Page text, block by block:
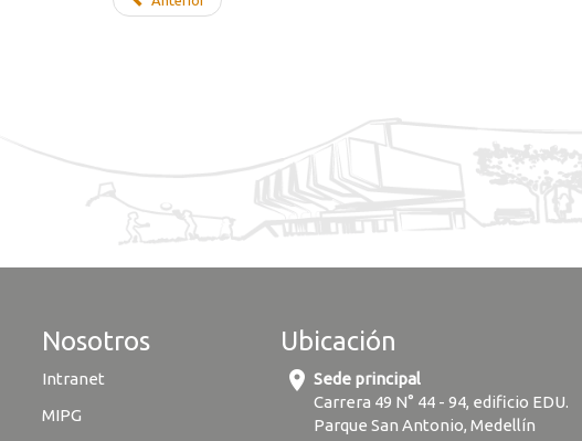
Nosotros
Intranet
MIPG
Ubicación
location_on Sede principal
Carrera 49 N° 44 - 94, edificio EDU.
Parque San Antonio, Medellín